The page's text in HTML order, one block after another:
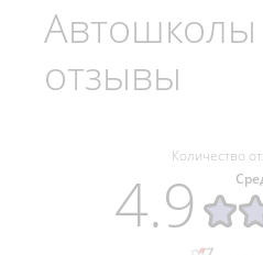
отзывы
Количество
4.9